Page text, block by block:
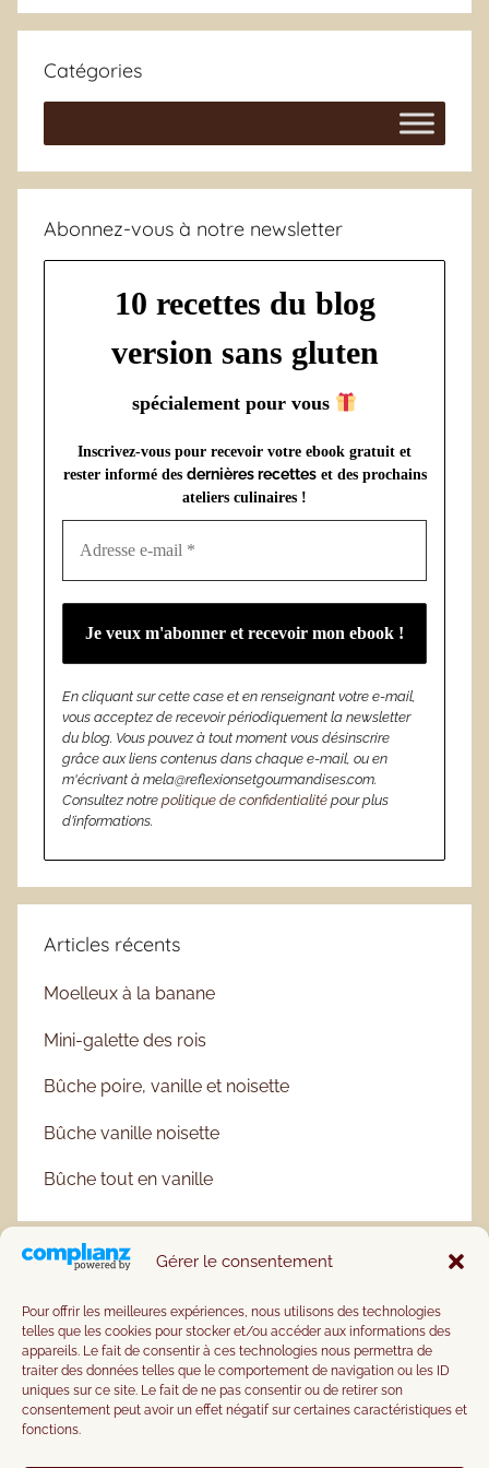
Gérer le consentement
Pour offrir les meilleures expériences, nous utilisons des technologies
telles que les cookies pour stocker et/ou accéder aux informations des
appareils. Le fait de consentir à ces technologies nous permettra de
traiter des données telles que le comportement de navigation ou les ID
uniques sur ce site. Le fait de ne pas consentir ou de retirer son
consentement peut avoir un effet négatif sur certaines caractéristiques et
fonctions.
Catégories
Abonnez-vous à notre newsletter
10 recettes du blog
version sans gluten
spécialement pour vous
Inscrivez-vous pour recevoir votre ebook gratuit et
rester informé des dernières recettes et des prochains
ateliers culinaires !
En cliquant sur cette case et en renseignant votre e-mail,
vous acceptez de recevoir périodiquement la newsletter
du blog. Vous pouvez à tout moment vous désinscrire
grâce aux liens contenus dans chaque e-mail, ou en
m'écrivant à mela@reflexionsetgourmandises.com.
Consultez notre politique de confidentialité pour plus
d’informations.
Articles récents
Moelleux à la banane
Mini-galette des rois
Bûche poire, vanille et noisette
Bûche vanille noisette
Bûche tout en vanille